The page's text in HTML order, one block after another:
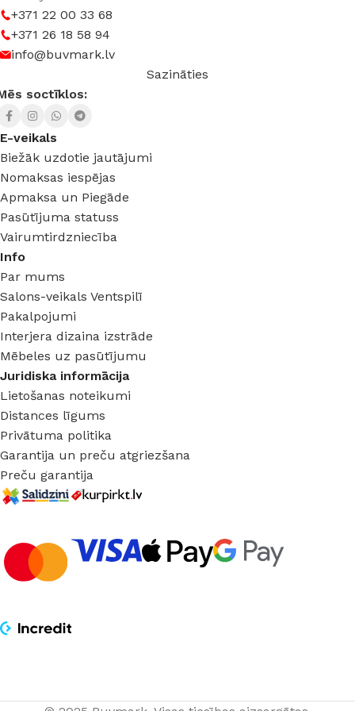
+371 22 00 33 68
+371 26 18 58 94
info@buvmark.lv
Sazināties
soctīklos:
E-veikals
Biežāk uzdotie jautājumi
Nomaksas iespējas
Apmaksa un Piegāde
Pasūtījuma statuss
Vairumtirdzniecība
Info
Par mums
Salons-veikals Ventspilī
Pakalpojumi
Interjera dizaina izstrāde
Mēbeles uz pasūtījumu
Juridiska informācija
Lietošanas noteikumi
Distances līgums
Privātuma politika
Garantija un preču atgriezšana
Preču garantija